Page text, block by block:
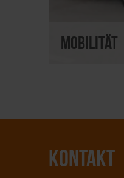
Mobilität
KONTAKT